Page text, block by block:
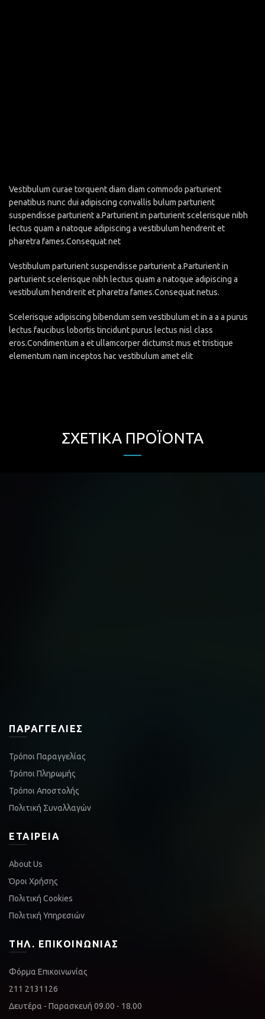
Vestibulum curae torquent diam diam commodo parturient
penatibus nunc dui adipiscing convallis bulum parturient
suspendisse parturient a.Parturient in parturient scelerisque nibh
lectus quam a natoque adipiscing a vestibulum hendrerit et
pharetra fames.Consequat net
Vestibulum parturient suspendisse parturient a.Parturient in
parturient scelerisque nibh lectus quam a natoque adipiscing a
vestibulum hendrerit et pharetra fames.Consequat netus.
Scelerisque adipiscing bibendum sem vestibulum et in a a a purus
lectus faucibus lobortis tincidunt purus lectus nisl class
eros.Condimentum a et ullamcorper dictumst mus et tristique
elementum nam inceptos hac vestibulum amet elit
ΣΧΕΤΙΚΆ ΠΡΟΪΌΝΤΑ
ΠΑΡΑΓΓΕΛΊΕΣ
Τρόποι Παραγγελίας
Τρόποι Πληρωμής
Τρόποι Αποστολής
Πολιτική Συναλλαγών
ΕΤΑΙΡΕΊΑ
About Us
Όροι Χρήσης
Πολιτική Cookies
Πολιτική Υπηρεσιών
ΤΗΛ. ΕΠΙΚΟΙΝΩΝΊΑΣ
Φόρμα Επικοινωνίας
211 2131126
Δευτέρα - Παρασκευή 09.00 - 18.00